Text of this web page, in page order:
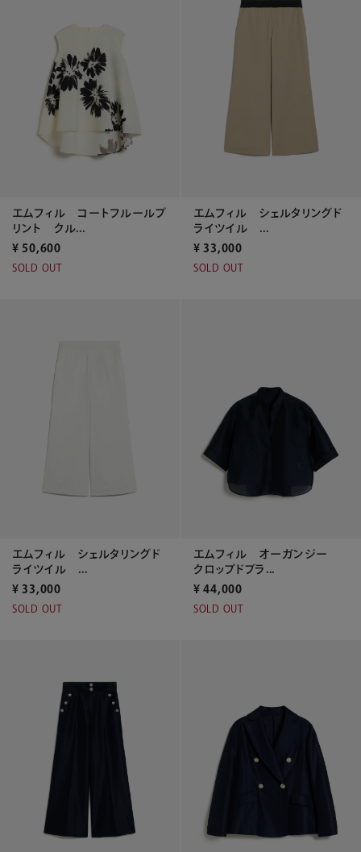
エムフィル コートフルールプ
リント クル...
¥ 50,600
SOLD OUT
エムフィル シェルタリングド
ライツイル ...
¥ 33,000
SOLD OUT
エムフィル シェルタリングド
ライツイル ...
¥ 33,000
SOLD OUT
エムフィル オーガンジー
クロップドブラ...
¥ 44,000
SOLD OUT